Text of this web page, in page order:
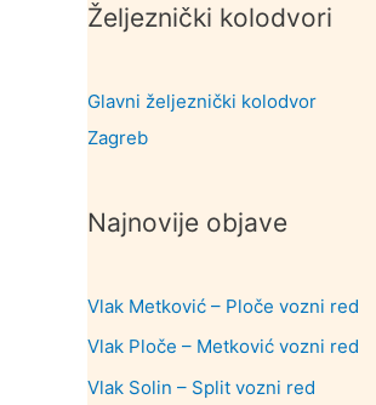
Željeznički kolodvori
Glavni željeznički kolodvor
Zagreb
Najnovije objave
Vlak Metković – Ploče vozni red
Vlak Ploče – Metković vozni red
Vlak Solin – Split vozni red